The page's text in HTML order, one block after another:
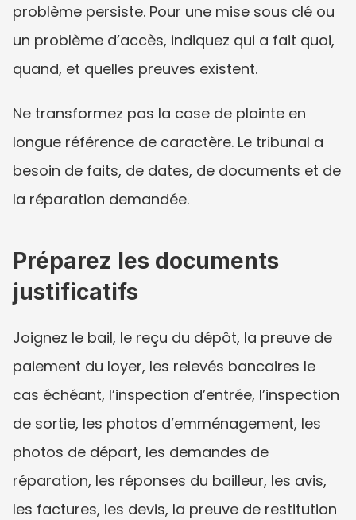
problème persiste. Pour une mise sous clé ou
un problème d’accès, indiquez qui a fait quoi,
quand, et quelles preuves existent.
Ne transformez pas la case de plainte en
longue référence de caractère. Le tribunal a
besoin de faits, de dates, de documents et de
la réparation demandée.
Préparez les documents
justificatifs
Joignez le bail, le reçu du dépôt, la preuve de
paiement du loyer, les relevés bancaires le
cas échéant, l’inspection d’entrée, l’inspection
de sortie, les photos d’emménagement, les
photos de départ, les demandes de
réparation, les réponses du bailleur, les avis,
les factures, les devis, la preuve de restitution